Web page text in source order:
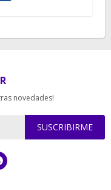
novedades!
SUSCRIBIRME